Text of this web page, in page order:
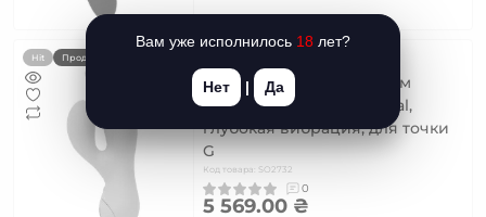
Hit Продано
сенсорным управлением
Touch by SWAN - Solo Teal,
глубокая вибрация, для точки
G
Код товара: SO2732
0
5 569.00 ₴
Вам уже исполнилось 18 лет?
Нет | Да